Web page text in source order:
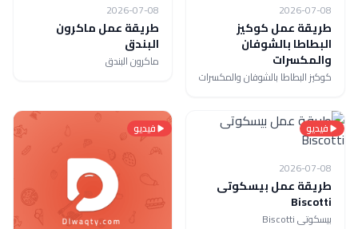
2026-07-08
طريقة عمل كوكيز
البطاطا بالشوفان
والمكسرات
كوكيز البطاطا بالشوفان والمكسرات
2026-07-08
طريقة عمل ماكرون
البندق
ماكرون البندق
فيديو
2026-07-08
طريقة عمل بيسكوتى
Biscotti
بيسكوتى Biscotti
فيديو